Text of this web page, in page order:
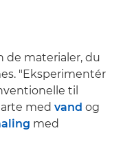
de materialer, du
"Eksperimentér
til
med vand og
med